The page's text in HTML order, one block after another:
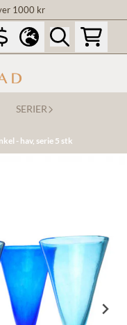
1000 kr
SERIER
- hav, serie 5 stk